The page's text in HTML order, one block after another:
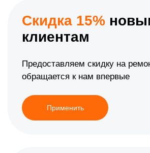
Скидка 15%
клиентам
Предоставляем скидку на
обращается к нам впервые
Применить